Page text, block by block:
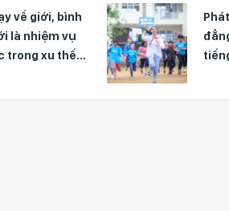
Phát huy sức mạnh bình
đẳng giới, nâng cao
tiếng nói của phụ nữ và
trẻ em gái